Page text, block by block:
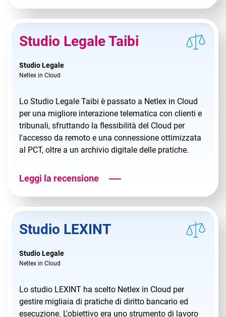
Studio Legale Taibi
Studio Legale
Netlex in Cloud
Lo Studio Legale Taibi è passato a Netlex in Cloud
per una migliore interazione telematica con clienti e
tribunali, sfruttando la flessibilità del Cloud per
l'accesso da remoto e una connessione ottimizzata
al PCT, oltre a un archivio digitale delle pratiche.
Leggi la recensione
Studio LEXINT
Studio Legale
Netlex in Cloud
Lo studio LEXINT ha scelto Netlex in Cloud per
gestire migliaia di pratiche di diritto bancario ed
esecuzione. L'obiettivo era uno strumento di lavoro